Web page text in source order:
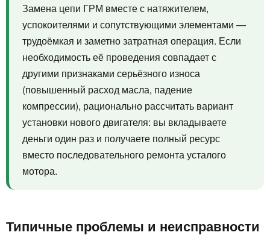
Замена цепи ГРМ вместе с натяжителем,
успокоителями и сопутствующими элементами —
трудоёмкая и заметно затратная операция. Если
необходимость её проведения совпадает с
другими признаками серьёзного износа
(повышенный расход масла, падение
компрессии), рационально рассчитать вариант
установки нового двигателя: вы вкладываете
деньги один раз и получаете полный ресурс
вместо последовательного ремонта усталого
мотора.
Типичные проблемы и неисправности